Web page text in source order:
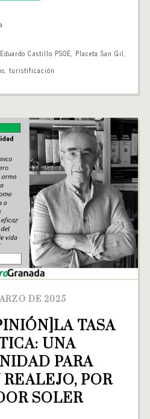
Eduardo Castillo PSOE, Placeta San Gil,
,turistificación
DE 2025
TASA
UNA
PARA
POR
SOLER